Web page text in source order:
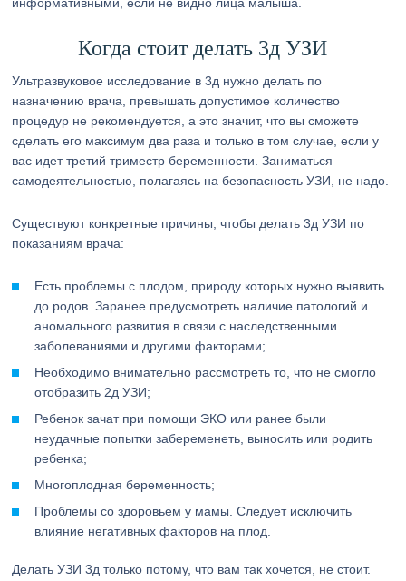
Когда стоит делать 3д УЗИ
Ультразвуковое исследование в 3д нужно делать по
назначению врача, превышать допустимое количество
процедур не рекомендуется, а это значит, что вы сможете
сделать его максимум два раза и только в том случае, если у
вас идет третий триместр беременности. Заниматься
самодеятельностью, полагаясь на безопасность УЗИ, не надо.
Существуют конкретные причины, чтобы делать 3д УЗИ по
показаниям врача:
Есть проблемы с плодом, природу которых нужно выявить
до родов. Заранее предусмотреть наличие патологий и
аномального развития в связи с наследственными
заболеваниями и другими факторами;
Необходимо внимательно рассмотреть то, что не смогло
отобразить 2д УЗИ;
Ребенок зачат при помощи ЭКО или ранее были
неудачные попытки забеременеть, выносить или родить
ребенка;
Многоплодная беременность;
Проблемы со здоровьем у мамы. Следует исключить
влияние негативных факторов на плод.
Делать УЗИ 3д только потому, что вам так хочется, не стоит.